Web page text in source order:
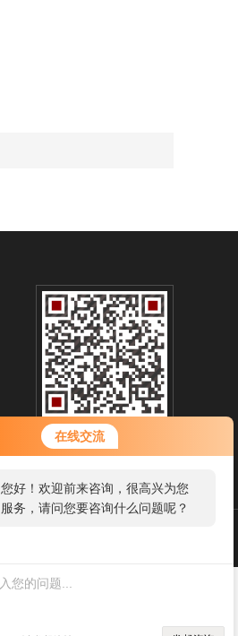
在线交流
您好！欢迎前来咨询，很高兴为您
服务，请问您要咨询什么问题呢？
扫一扫 微信咨询